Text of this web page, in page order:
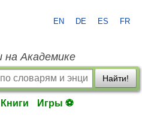
EN DE ES FR
на Академике
Найти!
Книги Игры ⚽